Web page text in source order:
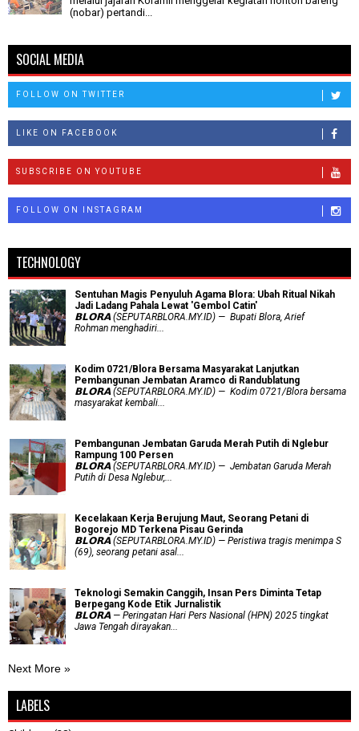
(nobar) pertandi...
SOCIAL MEDIA
FOLLOW ON TWITTER
LIKE ON FACEBOOK
SUBSCRIBE ON YOUTUBE
FOLLOW ON INSTAGRAM
TECHNOLOGY
Sentuhan Magis Penyuluh Agama Blora: Ubah Ritual Nikah
Jadi Ladang Pahala Lewat 'Gembol Catin'
𝗕𝗟𝗢𝗥𝗔 (SEPUTARBLORA.MY.ID) — Bupati Blora, Arief
Rohman menghadiri...
Kodim 0721/Blora Bersama Masyarakat Lanjutkan
Pembangunan Jembatan Aramco di Randublatung
𝗕𝗟𝗢𝗥𝗔 (SEPUTARBLORA.MY.ID) — Kodim 0721/Blora bersama
masyarakat kembali...
Pembangunan Jembatan Garuda Merah Putih di Nglebur
Rampung 100 Persen
𝗕𝗟𝗢𝗥𝗔 (SEPUTARBLORA.MY.ID) — Jembatan Garuda Merah
Putih di Desa Nglebur,...
Kecelakaan Kerja Berujung Maut, Seorang Petani di
Bogorejo MD Terkena Pisau Gerinda
𝗕𝗟𝗢𝗥𝗔 (SEPUTARBLORA.MY.ID) — Peristiwa tragis menimpa S
(69), seorang petani asal...
Teknologi Semakin Canggih, Insan Pers Diminta Tetap
Berpegang Kode Etik Jurnalistik
𝗕𝗟𝗢𝗥𝗔 — Peringatan Hari Pers Nasional (HPN) 2025 tingkat
Jawa Tengah dirayakan...
Next More »
LABELS